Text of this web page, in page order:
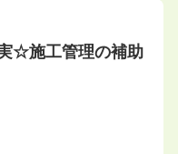
☆施工管理の補助